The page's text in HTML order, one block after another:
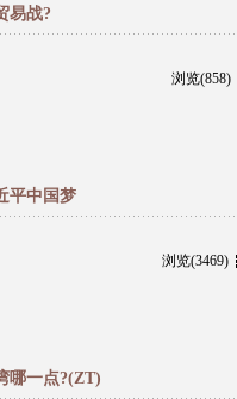
易战?
浏览(858)
平中国梦
浏览(3469)
哪一点?(ZT)